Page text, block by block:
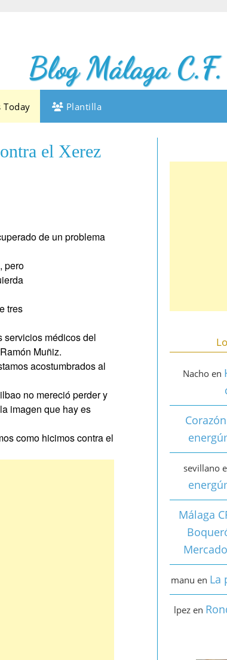
Blog Málaga C.F.
Plantilla
el Xerez
de un problema
pero
tres
servicios médicos del
Muñiz.
acostumbrados al
no mereció perder y
imagen que hay es
como hicimos contra el
Nachoen
sevillano
Málaga
manu en La
lpezen